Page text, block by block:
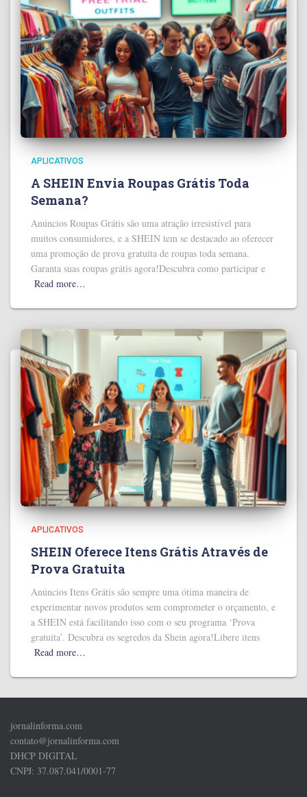
APLICATIVOS
A SHEIN Envia Roupas Grátis Toda
Semana?
Anúncios Roupas Grátis são uma atração irresistível para
muitos consumidores, e a SHEIN tem se destacado ao oferecer
uma promoção de prova gratuita de roupas toda semana.
Garanta suas roupas grátis agora!Descubra como participar e
Read more…
APLICATIVOS
SHEIN Oferece Itens Grátis Através de
Prova Gratuita
Anúncios Itens Grátis são sempre uma ótima maneira de
experimentar novos produtos sem comprometer o orçamento, e
a SHEIN está facilitando isso com o seu programa ‘Prova
gratuita’. Descubra os segredos da Shein agora!Libere itens
Read more…
jornalinforma.com
contato@jornalinforma.com
DHCP DIGITAL
CNPJ: 37.087.041/0001-77